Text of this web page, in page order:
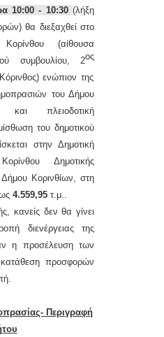
10:00 - 10:30 (λήξη
θα διεξαχθεί στο
(αίθουσα
συμβουλίου, 2ος
ενώπιον της
του Δήμου
πλειοδοτική
του δημοτικού
στην Δημοτική
Δημοτικής
Κορινθίων, στη
4.559,95 τ.μ..
κανείς δεν θα γίνει
διενέργειας της
η προσέλευση των
προσφορών
Περιγραφή